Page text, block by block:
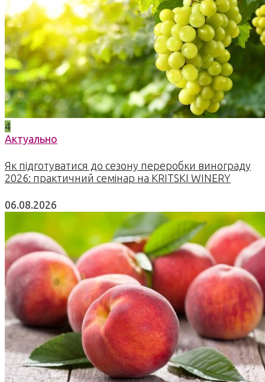
4
Актуально
Як підготуватися до сезону переробки винограду
2026: практичний семінар на KRITSKI WINERY
06.08.2026